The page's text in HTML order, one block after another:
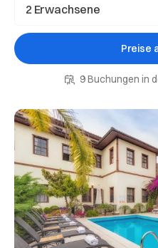
Preise
9 Buchungen in